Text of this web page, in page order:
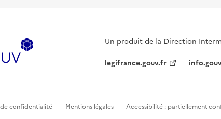
Un produit de la Direction
legifrance.gouv.fr
confidentialité Mentions légales Accessibilité : partiellement